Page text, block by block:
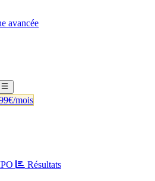
avancée
mois
Résultats